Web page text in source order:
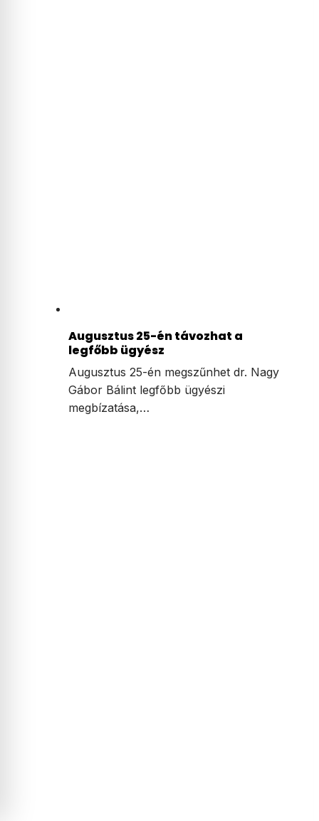
Augusztus 25-én távozhat a
legfőbb ügyész
Augusztus 25-én megszűnhet dr. Nagy
Gábor Bálint legfőbb ügyészi
megbízatása,…